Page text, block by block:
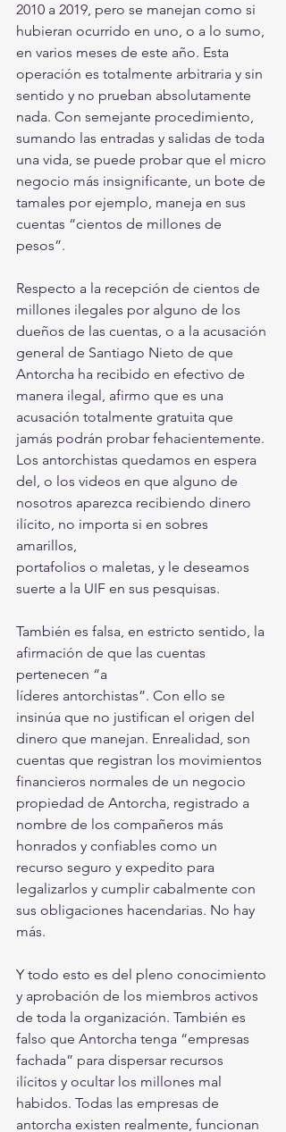
2010 a 2019, pero se manejan como si
hubieran ocurrido en uno, o a lo sumo,
en varios meses de este año. Esta
operación es totalmente arbitraria y sin
sentido y no prueban absolutamente
nada. Con semejante procedimiento,
sumando las entradas y salidas de toda
una vida, se puede probar que el micro
negocio más insignificante, un bote de
tamales por ejemplo, maneja en sus
cuentas “cientos de millones de
pesos”.
Respecto a la recepción de cientos de
millones ilegales por alguno de los
dueños de las cuentas, o a la acusación
general de Santiago Nieto de que
Antorcha ha recibido en efectivo de
manera ilegal, afirmo que es una
acusación totalmente gratuita que
jamás podrán probar fehacientemente.
Los antorchistas quedamos en espera
del, o los videos en que alguno de
nosotros aparezca recibiendo dinero
ilícito, no importa si en sobres
amarillos,
portafolios o maletas, y le deseamos
suerte a la UIF en sus pesquisas.
También es falsa, en estricto sentido, la
afirmación de que las cuentas
pertenecen “a
líderes antorchistas”. Con ello se
insinúa que no justifican el origen del
dinero que manejan. Enrealidad, son
cuentas que registran los movimientos
financieros normales de un negocio
propiedad de Antorcha, registrado a
nombre de los compañeros más
honrados y confiables como un
recurso seguro y expedito para
legalizarlos y cumplir cabalmente con
sus obligaciones hacendarias. No hay
más.
Y todo esto es del pleno conocimiento
y aprobación de los miembros activos
de toda la organización. También es
falso que Antorcha tenga “empresas
fachada” para dispersar recursos
ilícitos y ocultar los millones mal
habidos. Todas las empresas de
antorcha existen realmente, funcionan